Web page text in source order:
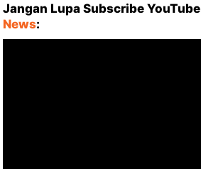
Jangan Lupa Subscribe YouTube
News: